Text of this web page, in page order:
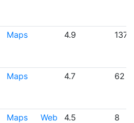
Maps 4.9 137
Maps 4.7 62
Maps Web 4.5 8